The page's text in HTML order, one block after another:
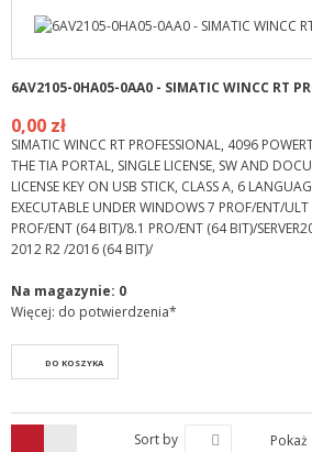
6AV2105-0HA05-0AA0 - SIMATIC WINCC RT
0,00 zł
SIMATIC WINCC RT PROFESSIONAL, 4096
THE TIA PORTAL, SINGLE LICENSE, SW AND
LICENSE KEY ON USB STICK, CLASS A, 6
EXECUTABLE UNDER WINDOWS 7 PROF/ENT/
PROF/ENT (64 BIT)/8.1 PRO/ENT (64 BIT)/
2012 R2 /2016 (64 BIT)/
Na magazynie: 0
Więcej: do potwierdzenia*
DO KOSZYKA
Sort by Pokaż